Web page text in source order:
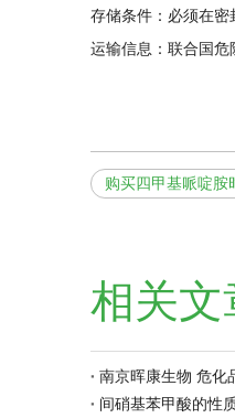
存储条件：必须在密
运输信息：联合国危
购买四甲基哌啶胺
相关文
南京晖康生物 危化
间硝基苯甲酸的性